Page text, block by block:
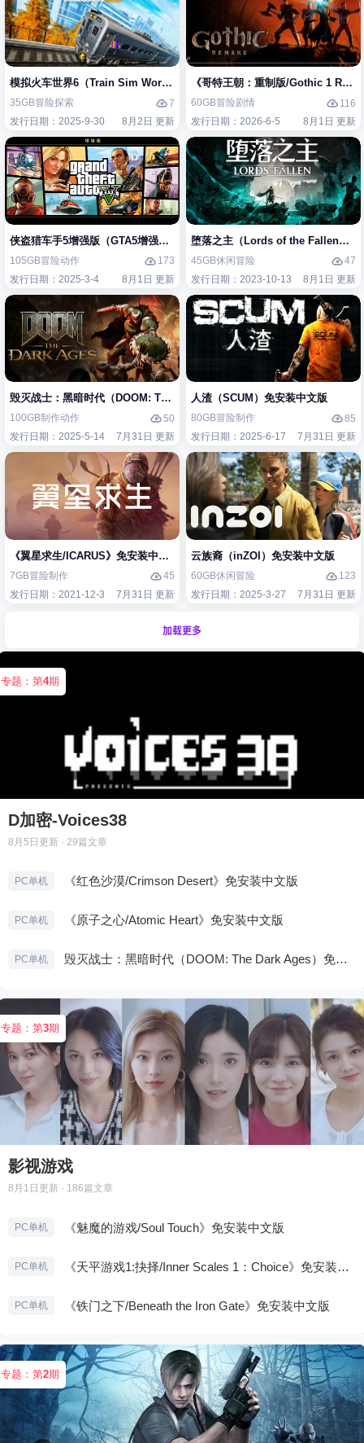
模拟火车世界6（Train Sim World 6）免安装中文版
35GB冒险探索
7
发行日期：2025-9-30
8月2日 更新
《哥特王朝：重制版/Gothic 1
60GB冒险剧情
116
发行日期：2026-6-5
8月1日 更新
侠盗猎车手5增强版（GTA5增强版（Grand Theft Auto V Enhanced）免安
105GB冒险动作
173
发行日期：2025-3-4
8月1日 更新
堕落之主（Lords of the Fallen）免
45GB休闲冒险
47
发行日期：2023-10-13
8月1日 更新
毁灭战士：黑暗时代（DOOM: The Dark Ages）免安装中文版
100GB制作动作
50
发行日期：2025-5-14
7月31日 更新
人渣（SCUM）免安装中文版
80GB冒险制作
85
发行日期：2025-6-17
7月31日 更新
《翼星求生/ICARUS》免安装中文版
7GB冒险制作
45
发行日期：2021-12-3
7月31日 更新
云族裔（inZOI）免安装中文版
60GB休闲冒险
123
发行日期：2025-3-27
7月31日 更新
加载更多
专题：第4期
D加密-Voices38
8月5日 更新 · 29篇文章
PC单机 《红色沙漠/Crimson Desert》免安装中文版
PC单机 《原子之心/Atomic Heart》免安装中文版
PC单机 毁灭战士：黑暗时代（DOOM: The Dark Ages）免安装中文版
专题：第3期
影视游戏
8月1日 更新 · 186篇文章
PC单机 《魅魔的游戏/Soul Touch》免安装中文版
PC单机 《天平游戏1:抉择/Inner Scales 1：Choice》免安装中文版
PC单机 《铁门之下/Beneath the Iron Gate》免安装中文版
专题：第2期